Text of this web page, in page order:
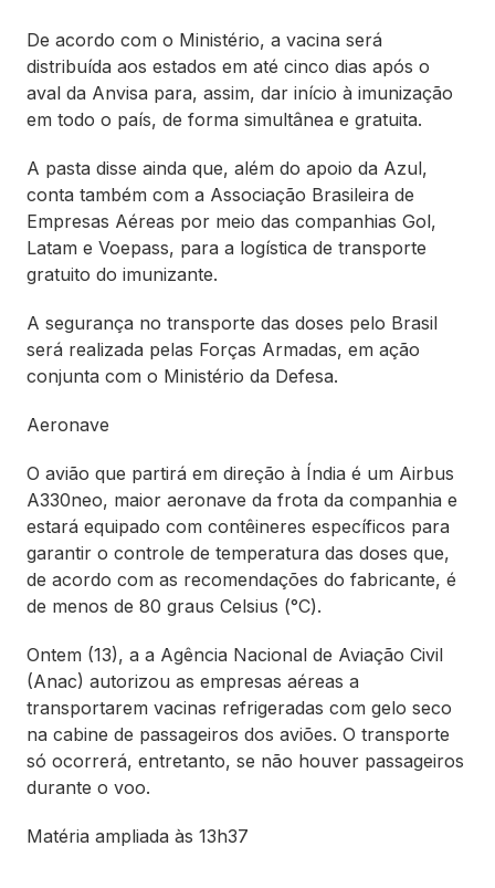
De acordo com o Ministério, a vacina será
distribuída aos estados em até cinco dias após o
aval da Anvisa para, assim, dar início à imunização
em todo o país, de forma simultânea e gratuita.
A pasta disse ainda que, além do apoio da Azul,
conta também com a Associação Brasileira de
Empresas Aéreas por meio das companhias Gol,
Latam e Voepass, para a logística de transporte
gratuito do imunizante.
A segurança no transporte das doses pelo Brasil
será realizada pelas Forças Armadas, em ação
conjunta com o Ministério da Defesa.
Aeronave
O avião que partirá em direção à Índia é um Airbus
A330neo, maior aeronave da frota da companhia e
estará equipado com contêineres específicos para
garantir o controle de temperatura das doses que,
de acordo com as recomendações do fabricante, é
de menos de 80 graus Celsius (°C).
Ontem (13), a a Agência Nacional de Aviação Civil
(Anac) autorizou as empresas aéreas a
transportarem vacinas refrigeradas com gelo seco
na cabine de passageiros dos aviões. O transporte
só ocorrerá, entretanto, se não houver passageiros
durante o voo.
Matéria ampliada às 13h37